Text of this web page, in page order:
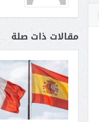
مقالات ذات صلة